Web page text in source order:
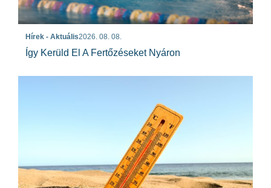
Hírek - Aktuális2026. 08. 08.
Így Kerüld El A Fertőzéseket Nyáron